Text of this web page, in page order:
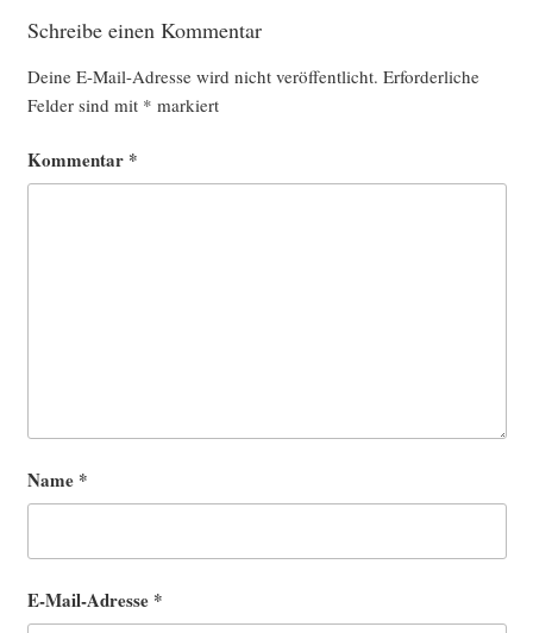
Schreibe einen Kommentar
Deine E-Mail-Adresse wird nicht veröffentlicht. Erforderliche
Felder sind mit * markiert
Kommentar *
Name *
E-Mail-Adresse *